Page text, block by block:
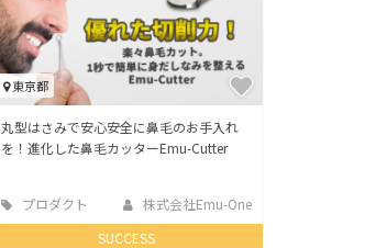
東京都
丸型はさみで安心安全に鼻毛のお手入れ
を！進化した鼻毛カッターEmu-Cutter
プロダクト
株式会社Emu-One
SUCCESS